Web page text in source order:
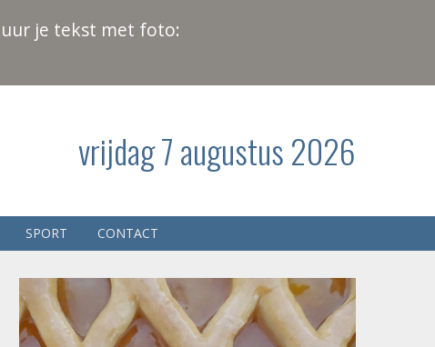
je tekst met foto:
vrijdag 7 augustus 2026
SPORT CONTACT